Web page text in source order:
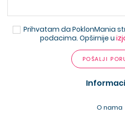
Prihvatam da PoklonMania
podacima. Opširnije u
POŠALJI
O nama